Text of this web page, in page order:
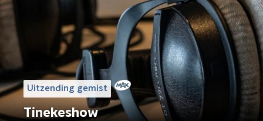
Uitzending gemist
Tinekeshow